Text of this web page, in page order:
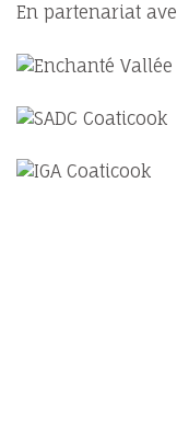
En partenariat